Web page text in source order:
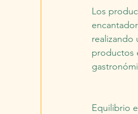
Los
realizando
productos
Equilibrio